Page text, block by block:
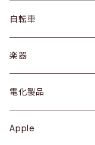
ドレッサー
シェルフ
キュリオケース / 飾り棚
カップボード / 食器棚
アウター
トップス
ワンピース
ボトムス
プレート / ボウル
カトラリー
ケトル / ティーポット
鍋 / フライパン
自転車
dahon
楽器
ギター
ベース
電化製品
Apple